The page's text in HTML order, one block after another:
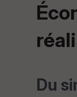
Du